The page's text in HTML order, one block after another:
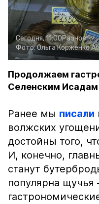
Сегодня, 11:00Разное
Фото:Ольга Корженко
Продолжаем
Селенским Исадам
Ранее мы писали
волжских
достойны того,
И, конечно,
станут
популярна щучья